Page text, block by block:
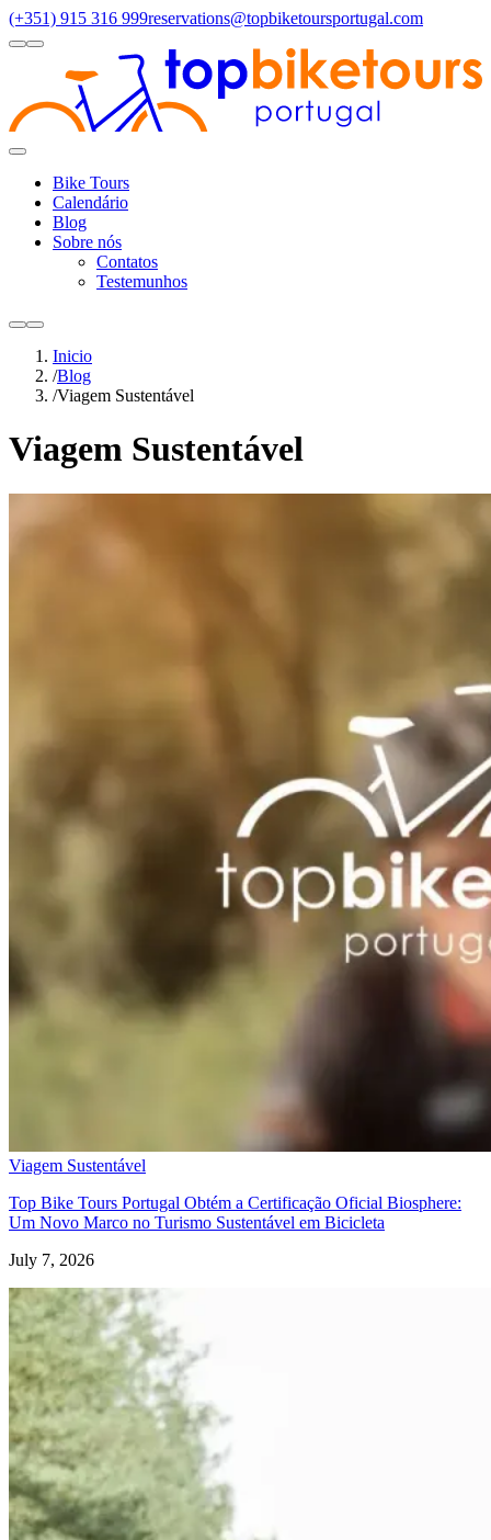
(+351) 915 316 999reservations@topbiketoursportugal.com
lightdark
Toggle
Bike Tours
Regiões Santiago Compostela Douro Valley (3)
Caminho de Santiago em Bicicleta - Caminho da Costa - "fácil"
8 Dias|3/5
Calendário
Blog
Sobre nós
Contatos
Testemunhos
lightdark
Inicio
/Blog
/Viagem Sustentável
Viagem Sustentável
Viagem Sustentável
Top Bike Tours Portugal Obtém a Certificação Oficial Biosphere:
Um Novo Marco no Turismo Sustentável em Bicicleta
July 7, 2026